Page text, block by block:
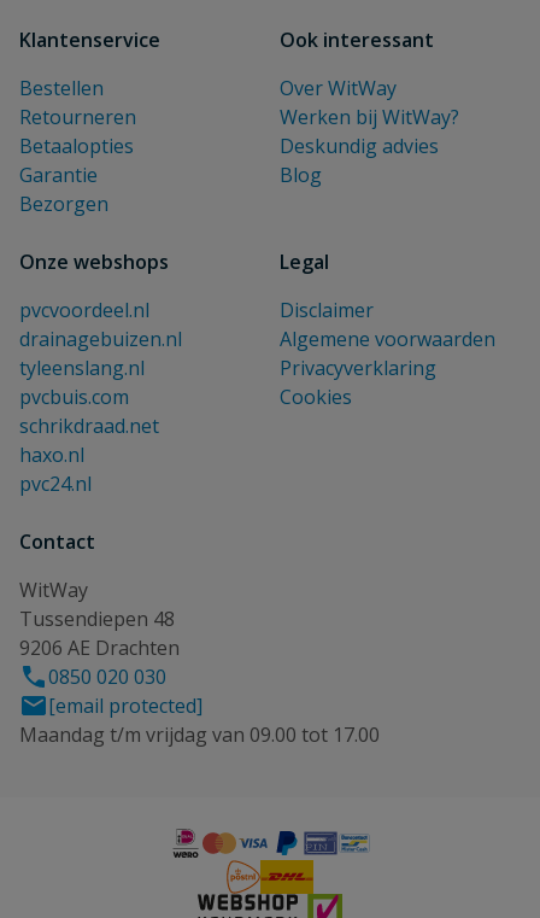
Klantenservice
Bestellen
Retourneren
Betaalopties
Garantie
Bezorgen
Ook interessant
Over WitWay
Werken bij WitWay?
Deskundig advies
Blog
Onze webshops
pvcvoordeel.nl
drainagebuizen.nl
tyleenslang.nl
pvcbuis.com
schrikdraad.net
haxo.nl
pvc24.nl
Legal
Disclaimer
Algemene voorwaarden
Privacyverklaring
Cookies
Contact
WitWay
Tussendiepen 48
9206 AE Drachten
0850 020 030
[email protected]
Maandag t/m vrijdag van 09.00 tot 17.00